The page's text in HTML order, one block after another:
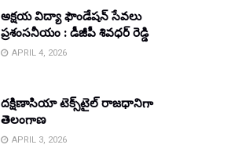
అక్షయ విద్యా ఫౌండేషన్ సేవలు
ప్రశంసనీయం : డీజీపీ శివధర్ రెడ్డి
APRIL 4, 2026
దక్షిణాసియా టెక్స్‌టైల్ రాజధానిగా
తెలంగాణ
APRIL 3, 2026